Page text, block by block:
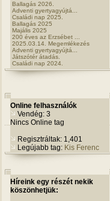
Ballagás 2026.
Adventi gyertyagyújtá...
Családi nap 2025.
Ballagás 2025
Majális 2025
200 éves az Erzsébet ...
2025.03.14. Megemlékezés
Adventi gyertyagyújtá...
Játszótér átadás.
Családi nap 2024.
Online felhasználók
Vendég: 3
Nincs Online tag
Regisztráltak: 1,401
Legújabb tag: Kis Ferenc
Híreink egy részét nekik
köszönhetjük: